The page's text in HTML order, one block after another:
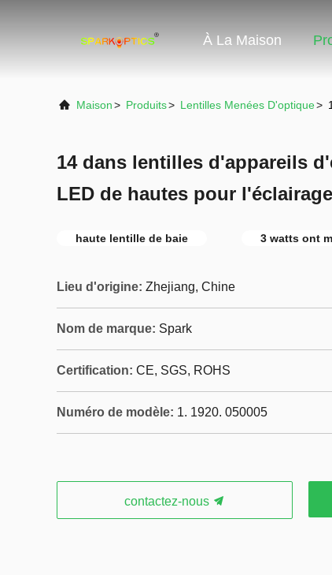
À La Maison
Maison> Produits> Lentilles Menées D'optique>
14 dans lentilles d'appareils
LED de hautes pour
haute lentille de baie 3 watts ont
Lieu d'origine: Zhejiang, Chine
Nom de marque: Spark
Certification: CE, SGS, ROHS
Numéro de modèle: 1. 1920. 050005
contactez-nous